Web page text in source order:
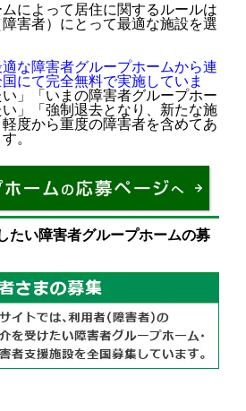
によって居住に関するルールは
害者）にとって最適な施設を選
適な障害者グループホームから連
にて完全無料で実施していま
い」「いまの障害者グループホー
」「強制退去となり、新たな施
度から重度の障害者を含めてあ
。
たい障害者グループホームの募